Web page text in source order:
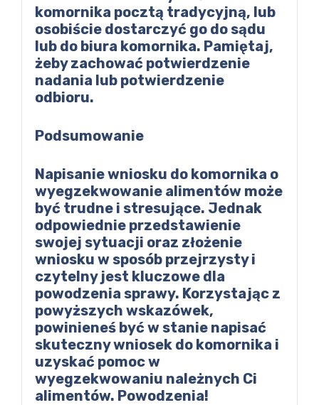
komornika pocztą tradycyjną, lub
osobiście dostarczyć go do sądu
lub do biura komornika. Pamiętaj,
żeby zachować potwierdzenie
nadania lub potwierdzenie
odbioru.
Podsumowanie
Napisanie wniosku do komornika o
wyegzekwowanie alimentów może
być trudne i stresujące. Jednak
odpowiednie przedstawienie
swojej sytuacji oraz złożenie
wniosku w sposób przejrzysty i
czytelny jest kluczowe dla
powodzenia sprawy. Korzystając z
powyższych wskazówek,
powinieneś być w stanie napisać
skuteczny wniosek do komornika i
uzyskać pomoc w
wyegzekwowaniu należnych Ci
alimentów. Powodzenia!